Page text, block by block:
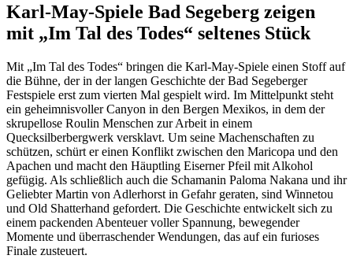
Karl-May-Spiele Bad Segeberg zeigen
mit „Im Tal des Todes“ seltenes Stück
Mit „Im Tal des Todes“ bringen die Karl-May-Spiele einen Stoff auf
die Bühne, der in der langen Geschichte der Bad Segeberger
Festspiele erst zum vierten Mal gespielt wird. Im Mittelpunkt steht
ein geheimnisvoller Canyon in den Bergen Mexikos, in dem der
skrupellose Roulin Menschen zur Arbeit in einem
Quecksilberbergwerk versklavt. Um seine Machenschaften zu
schützen, schürt er einen Konflikt zwischen den Maricopa und den
Apachen und macht den Häuptling Eiserner Pfeil mit Alkohol
gefügig. Als schließlich auch die Schamanin Paloma Nakana und ihr
Geliebter Martin von Adlerhorst in Gefahr geraten, sind Winnetou
und Old Shatterhand gefordert. Die Geschichte entwickelt sich zu
einem packenden Abenteuer voller Spannung, bewegender
Momente und überraschender Wendungen, das auf ein furioses
Finale zusteuert.